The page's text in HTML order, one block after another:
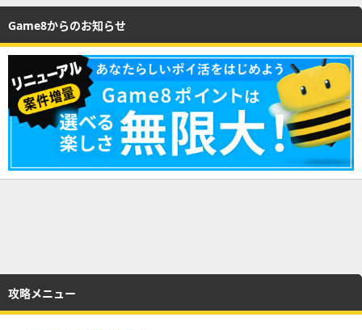
Game8からのお知らせ
攻略メニュー